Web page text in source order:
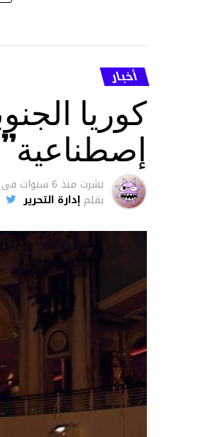
أخبار
كوريا
إصطناعية”
نشرت منذ 6 سنوات فى
بقلم إدارة التحرير